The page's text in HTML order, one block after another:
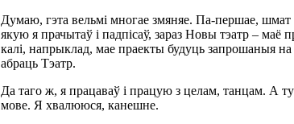
Думаю, гэта вельмі многае змяняе. Па-першае,
якую я прачытаў і падпісаў, зараз Новы тэатр –
калі, напрыклад, мае праекты будуць запрошаныя на
абраць Тэатр.
Да таго ж, я працаваў і працую з целам, танцам. А
мове. Я хвалююся, канешне.